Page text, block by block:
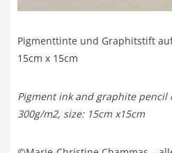
Pigmenttinte und Graphitstift
15cm x 15cm
Pigment ink and graphite pencil
300g/m2, size: 15cm x15cm